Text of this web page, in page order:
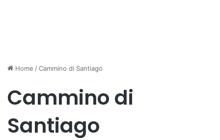
Home /Cammino di Santiago
Cammino di
Santiago